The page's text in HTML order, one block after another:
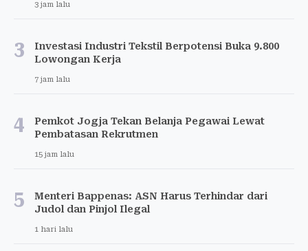
3 jam lalu
3
Investasi Industri Tekstil Berpotensi Buka 9.800
Lowongan Kerja
7 jam lalu
4
Pemkot Jogja Tekan Belanja Pegawai Lewat
Pembatasan Rekrutmen
15 jam lalu
5
Menteri Bappenas: ASN Harus Terhindar dari
Judol dan Pinjol Ilegal
1 hari lalu